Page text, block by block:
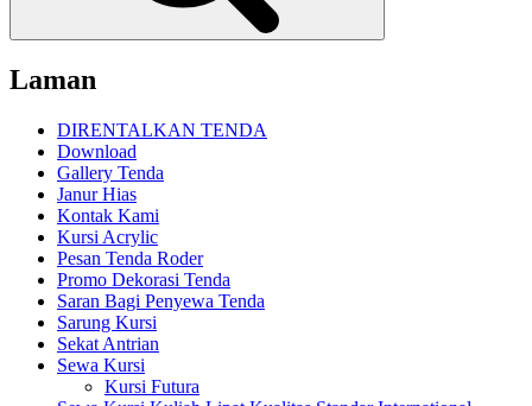
Laman
DIRENTALKAN TENDA
Download
Gallery Tenda
Janur Hias
Kontak Kami
Kursi Acrylic
Pesan Tenda Roder
Promo Dekorasi Tenda
Saran Bagi Penyewa Tenda
Sarung Kursi
Sekat Antrian
Sewa Kursi
Kursi Futura